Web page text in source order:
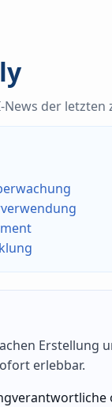
der letzten
Erstellung
erlebbar.